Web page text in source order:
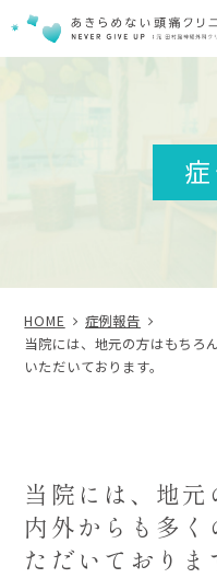
HOME
症例報告
当院には、地元の方はもちろ
いただいております。
当院には、地
内外からも多
ただいておりま